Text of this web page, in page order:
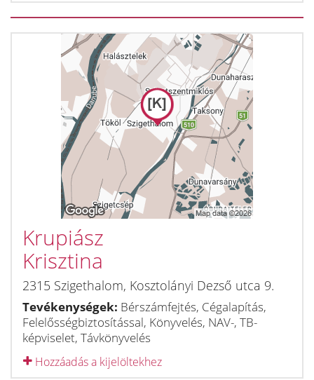
Krupiász
Krisztina
2315 Szigethalom, Kosztolányi Dezső utca 9.
Tevékenységek: Bérszámfejtés, Cégalapítás,
Felelősségbiztosítással, Könyvelés, NAV-, TB-
képviselet, Távkönyvelés
Hozzáadás a kijelöltekhez